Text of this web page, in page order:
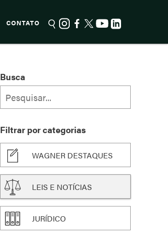
CONTATO
Busca
Filtrar por categorias
WAGNER DESTAQUES
LEIS E NOTÍCIAS
JURÍDICO